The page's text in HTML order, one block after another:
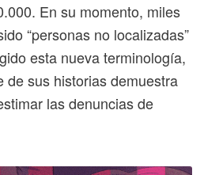
En su momento, miles
“personas no localizadas”
esta nueva terminología,
de sus historias demuestra
las denuncias de